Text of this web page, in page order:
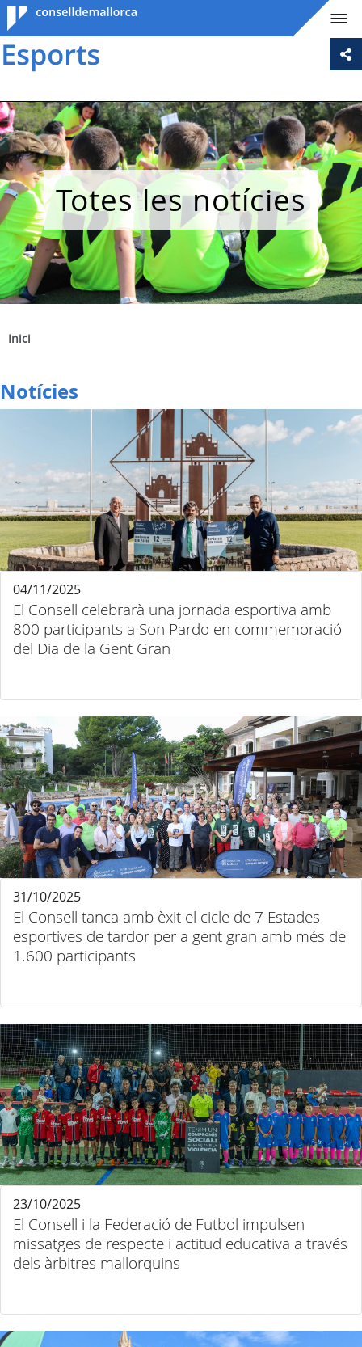
Consell de
Mallorca
Totes les notícies
Inici
Notícies
El Consell celebrarà una jornada esportiva amb
800 participants a Son Pardo en commemoració
del Dia de la Gent Gran
04/11/2025
El Consell tanca amb èxit el cicle de 7 Estades
esportives de tardor per a gent gran amb més de
1.600 participants
31/10/2025
El Consell i la Federació de Futbol impulsen
missatges de respecte i actitud educativa a través
dels àrbitres mallorquins
23/10/2025